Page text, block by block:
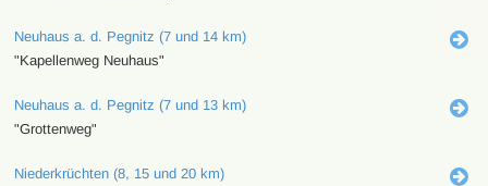
Neuhaus a. d. Pegnitz (7 und 14 km)
"Kapellenweg Neuhaus"
Neuhaus a. d. Pegnitz (7 und 13 km)
"Grottenweg"
Niederkrüchten (8, 15 und 20 km)